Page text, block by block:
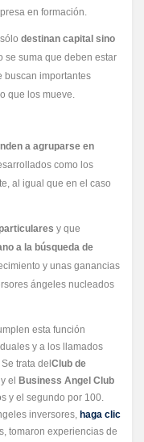
en formación.
destinan capital sino
se suma que deben estar
buscan importantes
que los mueve.
a agruparse en
como los
al igual que en el caso
y que
a la búsqueda de
y unas ganancias
ángeles nucleados
esta función
y a los llamados
trata del Club de
el
Business Angel Club
y el segundo por 100.
inversores, haga clic
tomaron experiencias de